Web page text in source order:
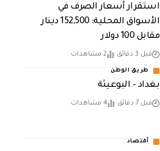
استقرار أسعار الصرف في
الأسواق المحلية: 152,500 دينار
مقابل 100 دولار
قبل 3 دقائق 2 مشاهدات
طريق الوطن
بغداد – البوعيثة
قبل 7 دقائق 4 مشاهدات
أقتصاد